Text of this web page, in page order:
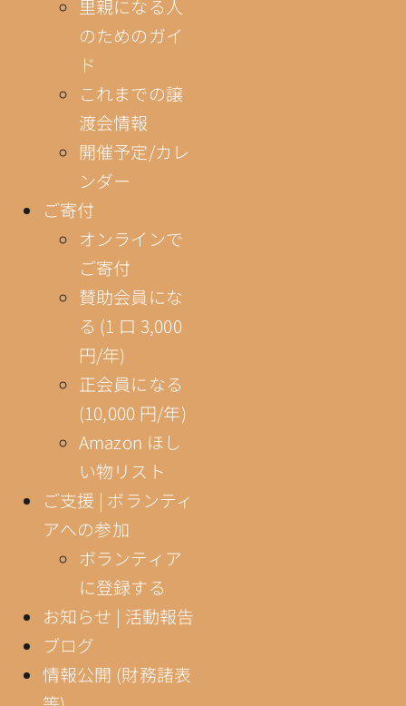
里親になる人
のためのガイ
ド
これまでの譲
渡会情報
開催予定/カレ
ンダー
ご寄付
オンラインで
ご寄付
賛助会員にな
る (1 口 3,000
円/年)
正会員になる
(10,000 円/年)
Amazon ほし
い物リスト
ご支援 | ボランティ
アへの参加
ボランティア
に登録する
お知らせ | 活動報告
ブログ
情報公開 (財務諸表